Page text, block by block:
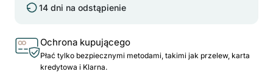
14 dni na odstąpienie
Ochrona kupującego
Płać tylko bezpiecznymi metodami, takimi jak przelew, karta
kredytowa i Klarna.